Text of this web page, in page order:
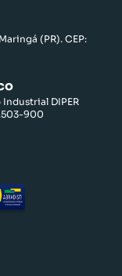
(PR). CEP:
Industrial DIPER
900